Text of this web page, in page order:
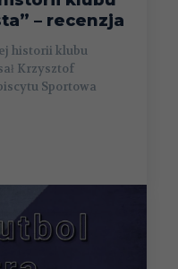
– recenzja
historii klubu
Krzysztof
Sportowa